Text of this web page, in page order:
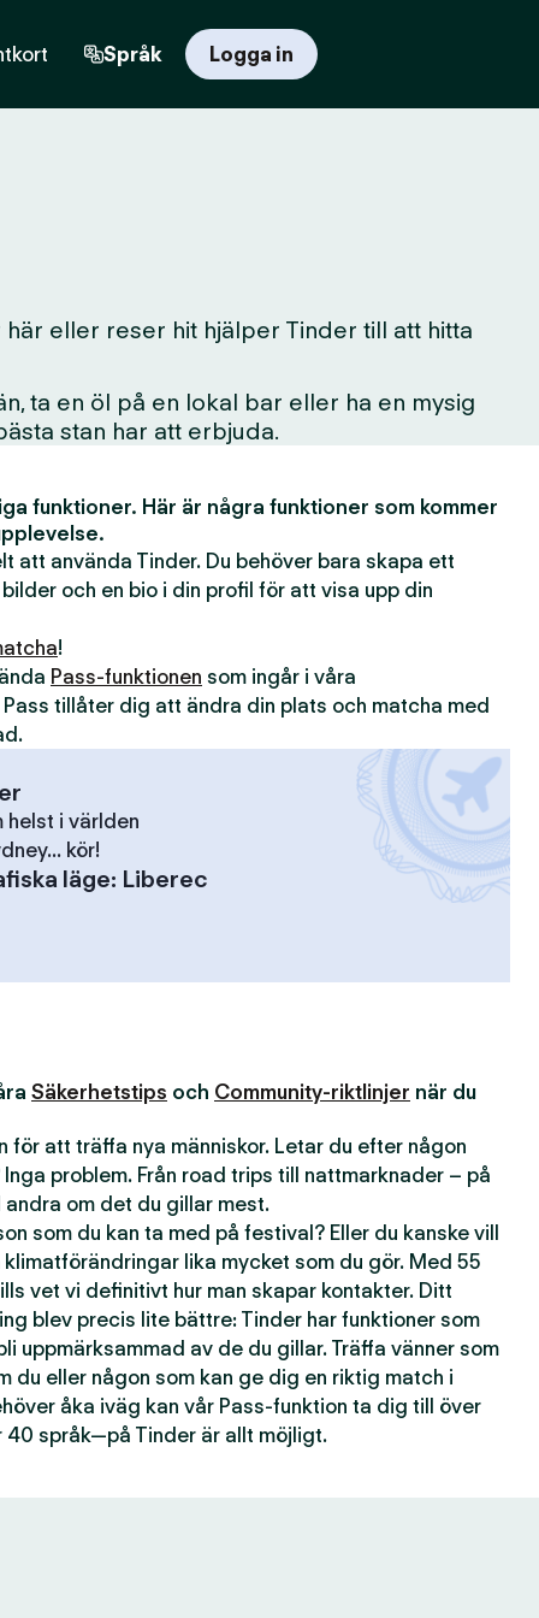
Språk Logga in
eller reser hit hjälper Tinder till att hitta
ta en öl på en lokal bar eller ha en mysig
stan har att erbjuda.
funktioner. Här är några funktioner som kommer
att använda Tinder. Du behöver bara skapa ett
och en bio i din profil för att visa upp din
!
Pass-funktionen som ingår i våra
Pass tillåter dig att ändra din plats och matcha med
helst i världen
kör!
läge: Liberec
Säkerhetstips och Community-riktlinjer när du
för att träffa nya människor. Letar du efter någon
problem. Från road trips till nattmarknader – på
om det du gillar mest.
som du kan ta med på festival? Eller du kanske vill
klimatförändringar lika mycket som du gör. Med 55
vet vi definitivt hur man skapar kontakter. Ditt
blev precis lite bättre: Tinder har funktioner som
uppmärksammad av de du gillar. Träffa vänner som
du eller någon som kan ge dig en riktig match i
åka iväg kan vår Pass-funktion ta dig till över
40 språk—på Tinder är allt möjligt.